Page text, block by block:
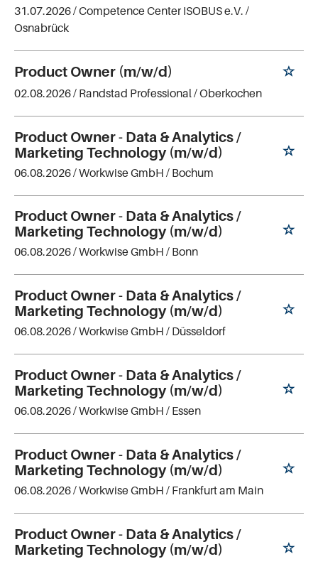
31.07.2026 /Competence Center ISOBUS e.V. /
Osnabrück
Product Owner (m/w/d)
02.08.2026 / Randstad Professional / Oberkochen
Product Owner - Data & Analytics /
Marketing Technology (m/w/d)
06.08.2026 /Workwise GmbH / Bochum
Product Owner - Data & Analytics /
Marketing Technology (m/w/d)
06.08.2026 /Workwise GmbH / Bonn
Product Owner - Data & Analytics /
Marketing Technology (m/w/d)
06.08.2026 /Workwise GmbH / Düsseldorf
Product Owner - Data & Analytics /
Marketing Technology (m/w/d)
06.08.2026 /Workwise GmbH / Essen
Product Owner - Data & Analytics /
Marketing Technology (m/w/d)
06.08.2026 /Workwise GmbH / Frankfurt am Main
Product Owner - Data & Analytics /
Marketing Technology (m/w/d)